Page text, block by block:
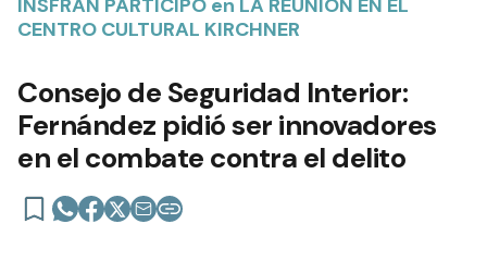
INSFRÁN PARTICIPÓ en LA REUNIÓN EN EL
CENTRO CULTURAL KIRCHNER
Consejo de Seguridad Interior:
Fernández pidió ser innovadores
en el combate contra el delito